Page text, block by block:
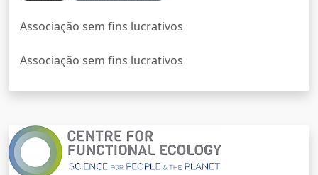
Associação sem fins lucrativos
Associação sem fins lucrativos